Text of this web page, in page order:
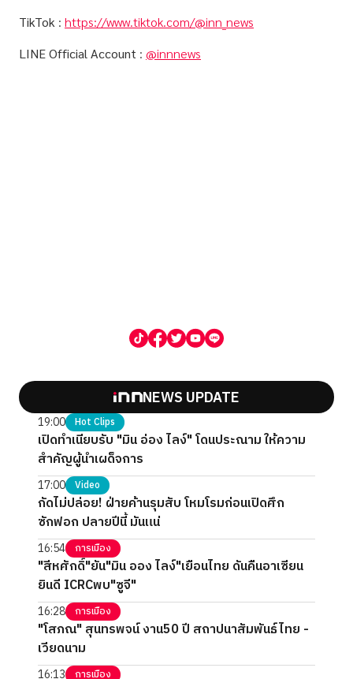
TikTok : https://www.tiktok.com/@inn_news
LINE Official Account : @innnews
NEWS UPDATE
19:00 Hot Clips
เปิดทำเนียบรับ "มิน อ่อง ไลง์" โดนประณาม ให้ความ
สำคัญผู้นำเผด็จการ
17:00 Video
กัดไม่ปล่อย! ฝ่ายค้านรุมสับ โหมโรมก่อนเปิดศึก
ซักฟอก ปลายปีนี้ มันแน่
16:54 การเมือง
"สีหศักดิ์"ยัน"มิน ออง ไลง์"เยือนไทย ดันคืนอาเซียน
ยินดี ICRCพบ"ซูจี"
16:28 การเมือง
"โสภณ" สุนทรพจน์ งาน50 ปี สถาปนาสัมพันธ์ไทย -
เวียดนาม
16:13 การเมือง